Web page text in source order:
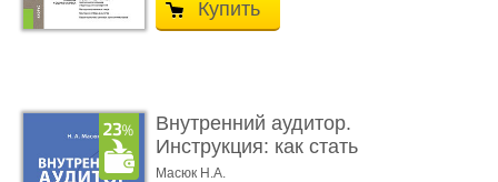
Купить
Внутренний аудитор.
Инструкция: как стать
свои ...
Масюк Н.А.